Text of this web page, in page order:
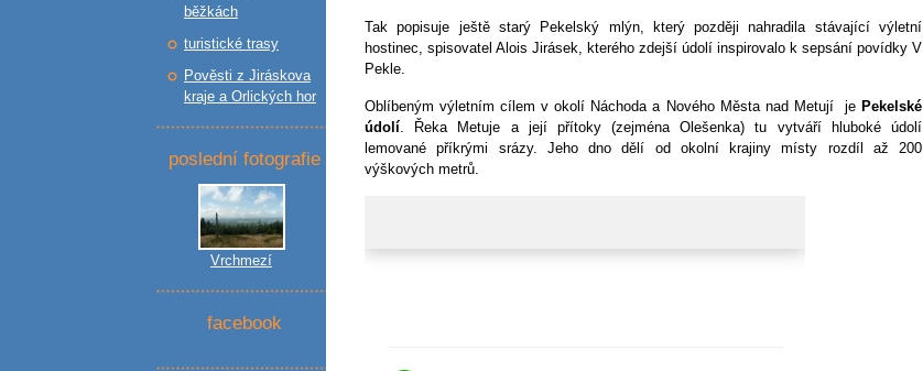
Tak popisuje ještě starý Pekelský mlýn, který později nahradila stávající výletní
hostinec, spisovatel Alois Jirásek, kterého zdejší údolí inspirovalo k sepsání povídky V
Pekle.
Oblíbeným výletním cílem v okolí Náchoda a Nového Města nad Metují je Pekelské
údolí. Řeka Metuje a její přítoky (zejména Olešenka) tu vytváří hluboké údolí
lemované příkrými srázy. Jeho dno dělí od okolní krajiny místy rozdíl až 200
výškových metrů.
běžkách
turistické trasy
Pověsti z Jiráskova
kraje a Orlických hor
poslední fotografie
Vrchmezí
facebook